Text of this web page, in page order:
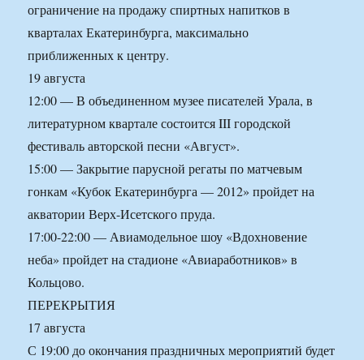
ограничение на продажу спиртных напитков в
кварталах Екатеринбурга, максимально
приближенных к центру.
19 августа
12:00 — В объединенном музее писателей Урала, в
литературном квартале состоится III городской
фестиваль авторской песни «Август».
15:00 — Закрытие парусной регаты по матчевым
гонкам «Кубок Екатеринбурга — 2012» пройдет на
акватории Верх-Исетского пруда.
17:00-22:00 — Авиамодельное шоу «Вдохновение
неба» пройдет на стадионе «Авиаработников» в
Кольцово.
ПЕРЕКРЫТИЯ
17 августа
С 19:00 до окончания праздничных мероприятий будет